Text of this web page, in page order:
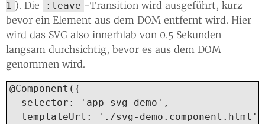
1 ). Die :leave -Transition wird ausgeführt, kurz
bevor ein Element aus dem DOM entfernt wird. Hier
wird das SVG also innerhlab von 0.5 Sekunden
langsam durchsichtig, bevor es aus dem DOM
genommen wird.
@Component({
  selector: 'app-svg-demo',
  templateUrl: './svg-demo.component.html',